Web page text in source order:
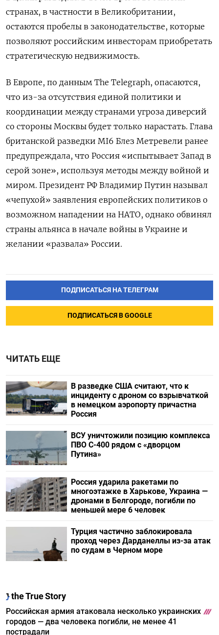
странах, в частности в Великобритании,
остаются пробелы в законодательстве, которые
позволяют российским инвесторам приобретать
стратегическую недвижимость.
В Европе, по данным The Telegraph, опасаются,
что из-за отсутствия единой политики и
координации между странами угроза диверсий
со стороны Москвы будет только нарастать. Глава
британской разведки MI6 Блез Метревели ранее
предупреждала, что Россия «испытывает Запад в
серой зоне», используя методы между войной и
миром. Президент РФ Владимир Путин называл
«чепухой» заявления европейских политиков о
возможном нападении на НАТО, однако обвинял
страны альянса в начале войны в Украине и
желании «развала» России.
ПОДПИСАТЬСЯ НА ТЕЛЕГРАМ
ПОДПИСАТЬСЯ В GOOGLE
ЧИТАТЬ ЕЩЕ
В разведке США считают, что к
инциденту с дроном со взрывчаткой
в немецком аэропорту причастна
Россия
ВСУ уничтожили позицию комплекса
ПВО С-400 рядом с «дворцом
Путина»
Россия ударила ракетами по
многоэтажке в Харькове, Украина —
дронами в Белгороде, погибли по
меньшей мере 6 человек
Турция частично заблокировала
проход через Дарданеллы из-за атак
по судам в Черном море